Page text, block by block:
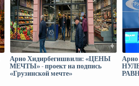
Арно Хидирбегишвили: «ЦЕНЫ
МЕЧТЫ» - проект на подпись
«Грузинской мечте»